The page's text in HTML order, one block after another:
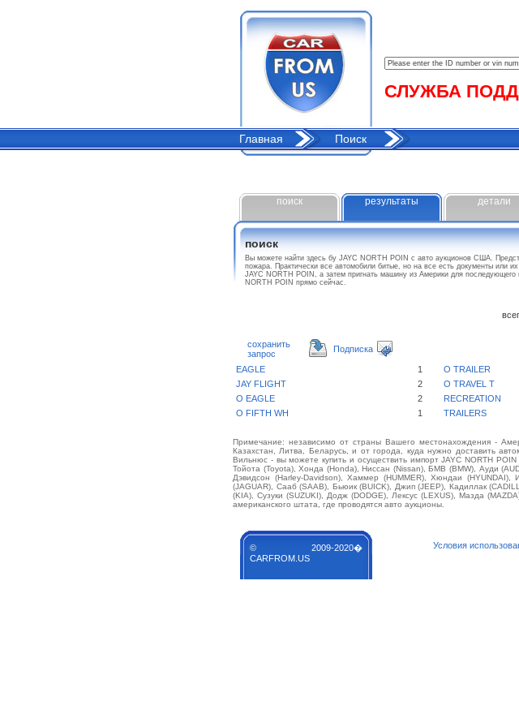
СЛУЖБА
Главная Поиск
поиск результаты детали
поиск
Вы можете найти здесь бу JAYC NORTH POIN с авто аукционов США.
пожара. Практически все автомобили битые, но на все есть документы или
JAYC NORTH POIN, а затем пригнать машину из Америки для
NORTH POIN прямо сейчас.
сохранить
запрос
Подписка
EAGLE 1 O TRAILER
JAY FLIGHT
2 O TRAVEL T
O EAGLE
2 RECREATION
O FIFTH WH
1 TRAILERS
Примечание: независимо от страны Вашего местонахождения -
Казахстан, Литва, Беларусь, и от города, куда нужно доставить
Вильнюс - вы можете купить и осуществить импорт JAYC NORTH
Тойота (Toyota), Хонда (Honda), Ниссан (Nissan), БМВ (BMW), Ауди
Дэвидсон (Harley-Davidson), Хаммер (HUMMER), Хюндаи
(JAGUAR), Сааб (SAAB), Бьюик (BUICK), Джип (JEEP), Кадиллак
(KIA), Сузуки (SUZUKI), Додж (DODGE), Лексус (LEXUS), Мазда
американского штата, где проводятся авто аукционы.
© 2009-2020�
CARFROM.US
Условия